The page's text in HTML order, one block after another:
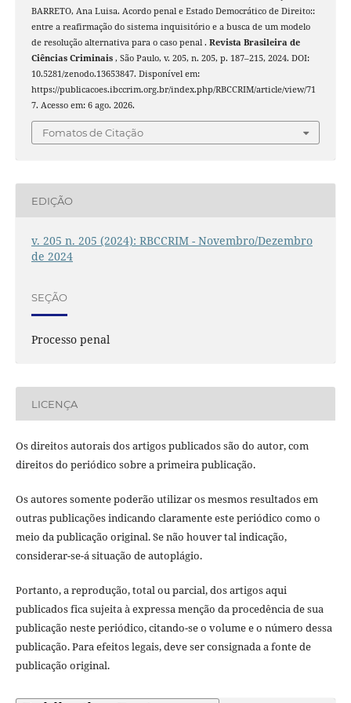
BARRETO, Ana Luisa. Acordo penal e Estado Democrático de Direito::
entre a reafirmação do sistema inquisitório e a busca de um modelo
de resolução alternativa para o caso penal . Revista Brasileira de
Ciências Criminais , São Paulo, v. 205, n. 205, p. 187–215, 2024. DOI:
10.5281/zenodo.13653847. Disponível em:
https://publicacoes.ibccrim.org.br/index.php/RBCCRIM/article/view/71
7. Acesso em: 6 ago. 2026.
Fomatos de Citação
EDIÇÃO
v. 205 n. 205 (2024): RBCCRIM - Novembro/Dezembro
de 2024
SEÇÃO
Processo penal
LICENÇA
Os direitos autorais dos artigos publicados são do autor, com
direitos do periódico sobre a primeira publicação.
Os autores somente poderão utilizar os mesmos resultados em
outras publicações indicando claramente este periódico como o
meio da publicação original. Se não houver tal indicação,
considerar-se-á situação de autoplágio.
Portanto, a reprodução, total ou parcial, dos artigos aqui
publicados fica sujeita à expressa menção da procedência de sua
publicação neste periódico, citando-se o volume e o número dessa
publicação. Para efeitos legais, deve ser consignada a fonte de
publicação original.